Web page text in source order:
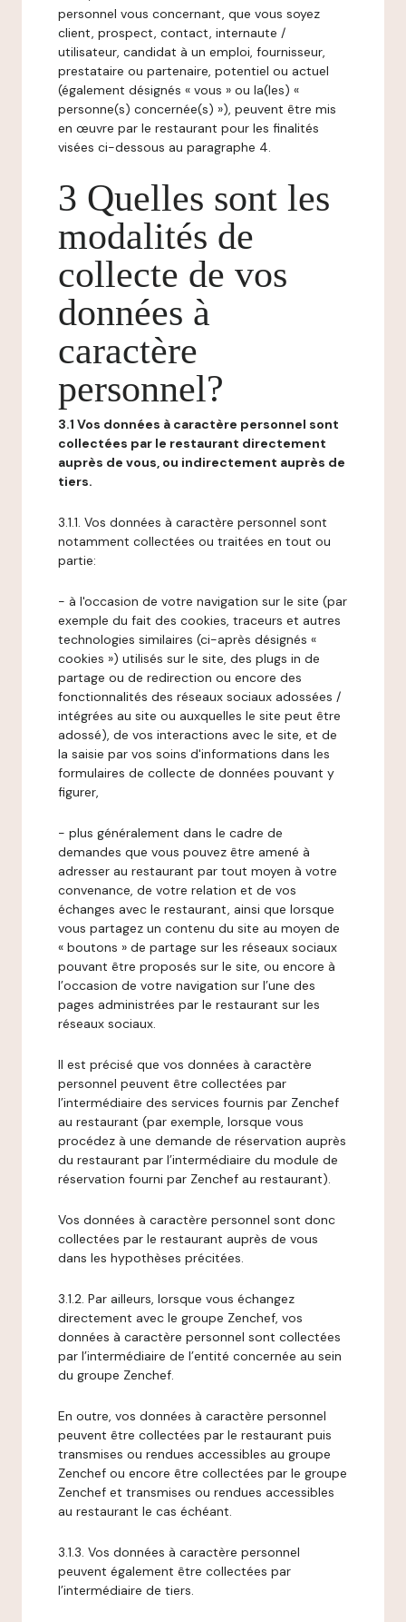
personnel vous concernant, que vous soyez
client, prospect, contact, internaute /
utilisateur, candidat à un emploi, fournisseur,
prestataire ou partenaire, potentiel ou actuel
(également désignés « vous » ou la(les) «
personne(s) concernée(s) »), peuvent être mis
en œuvre par le restaurant pour les finalités
visées ci-dessous au paragraphe 4.
3 Quelles sont les
modalités de
collecte de vos
données à
caractère
personnel?
3.1 Vos données à caractère personnel sont
collectées par le restaurant directement
auprès de vous, ou indirectement auprès de
tiers.
3.1.1. Vos données à caractère personnel sont
notamment collectées ou traitées en tout ou
partie:
- à l'occasion de votre navigation sur le site (par
exemple du fait des cookies, traceurs et autres
technologies similaires (ci-après désignés «
cookies ») utilisés sur le site, des plugs in de
partage ou de redirection ou encore des
fonctionnalités des réseaux sociaux adossées /
intégrées au site ou auxquelles le site peut être
adossé), de vos interactions avec le site, et de
la saisie par vos soins d'informations dans les
formulaires de collecte de données pouvant y
figurer,
- plus généralement dans le cadre de
demandes que vous pouvez être amené à
adresser au restaurant par tout moyen à votre
convenance, de votre relation et de vos
échanges avec le restaurant, ainsi que lorsque
vous partagez un contenu du site au moyen de
« boutons » de partage sur les réseaux sociaux
pouvant être proposés sur le site, ou encore à
l’occasion de votre navigation sur l’une des
pages administrées par le restaurant sur les
réseaux sociaux.
Il est précisé que vos données à caractère
personnel peuvent être collectées par
l’intermédiaire des services fournis par Zenchef
au restaurant (par exemple, lorsque vous
procédez à une demande de réservation auprès
du restaurant par l’intermédiaire du module de
réservation fourni par Zenchef au restaurant).
Vos données à caractère personnel sont donc
collectées par le restaurant auprès de vous
dans les hypothèses précitées.
3.1.2. Par ailleurs, lorsque vous échangez
directement avec le groupe Zenchef, vos
données à caractère personnel sont collectées
par l’intermédiaire de l’entité concernée au sein
du groupe Zenchef.
En outre, vos données à caractère personnel
peuvent être collectées par le restaurant puis
transmises ou rendues accessibles au groupe
Zenchef ou encore être collectées par le groupe
Zenchef et transmises ou rendues accessibles
au restaurant le cas échéant.
3.1.3. Vos données à caractère personnel
peuvent également être collectées par
l’intermédiaire de tiers.